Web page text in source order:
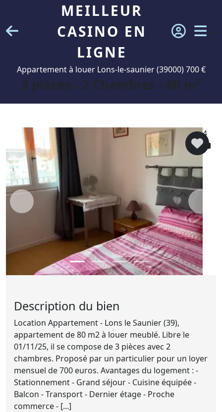
MEILLEUR
CASINO EN
LIGNE
Appartement à louer Lons-le-saunier (39000) 700 €
3 pièces - 2 Chambres - 80 m²
4
Description du bien
Location Appartement - Lons le Saunier (39),
appartement de 80 m2 à louer meublé. Libre le
01/11/25, il se compose de 3 pièces avec 2
chambres. Proposé par un particulier pour un loyer
mensuel de 700 euros. Avantages du logement : -
Stationnement - Grand séjour - Cuisine équipée -
Balcon - Transport - Dernier étage - Proche
commerce - [...]